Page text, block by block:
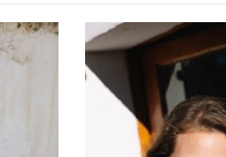
NUEVO